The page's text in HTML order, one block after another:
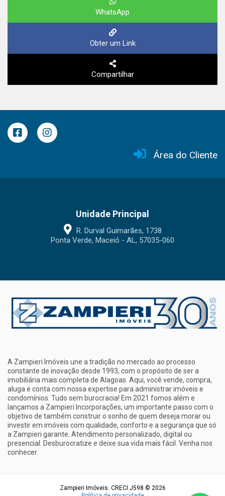
WhatsApp
Obter um Link
Compartilhar
Área do Cliente
Unidade Principal
R. Durval Guimarães, 1738
Ponta Verde, Maceió - AL, 57035-060
A Zampieri Imóveis une a tradição no mercado ao processo
constante de inovação desde 1993, com o propósito de ser a
imobiliária mais completa de Alagoas. Aqui, você vende, compra,
aluga e conta com nossa expertise para administrar imóveis e
condomínios. Tudo sem burocracia! Em 2021 fomos além e
lançamos a Zampieri Incorporações, um importante passo com o
objetivo de também construir o sonho de quem deseja morar ou
investir em imóveis com qualidade, conforto e a segurança que só
a Zampieri garante. Atendimento personalizado, digital ou
presencial. Desburocratize e deixe sua vida mais fácil. Venha nos
conhecer.
Zampieri Imóveis. CRECI J598 © 2026